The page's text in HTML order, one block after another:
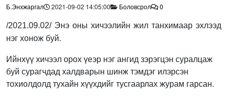
Б.Энхжаргал 2021-09-02 14:05:00 Боловсрол 0
/2021.09.02/ Энэ оны хичээлийн жил танхимаар эхлээд
нэг хонож буй.
Ийнхүү хичээл орох үеэр нэг ангид зэрэгцэн суралцаж
буй сурагчдад халдварын шинж тэмдэг илэрсэн
тохиолдолд тухайн хүүхдийг тусгаарлах журам гарсан.